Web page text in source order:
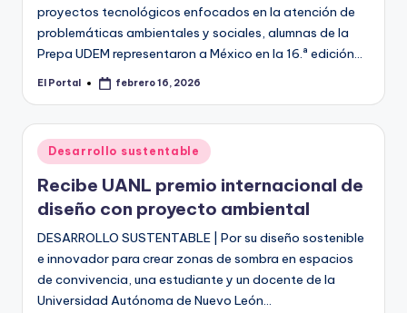
proyectos tecnológicos enfocados en la atención de
problemáticas ambientales y sociales, alumnas de la
Prepa UDEM representaron a México en la 16.ª edición…
Publicado
El Portal febrero 16, 2026
Publicado
en
Desarrollo sustentable
Recibe UANL premio internacional de
diseño con proyecto ambiental
DESARROLLO SUSTENTABLE | Por su diseño sostenible
e innovador para crear zonas de sombra en espacios
de convivencia, una estudiante y un docente de la
Universidad Autónoma de Nuevo León…